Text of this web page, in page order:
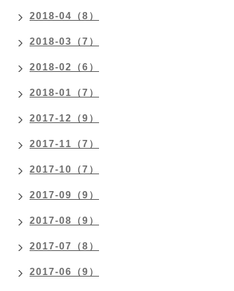
2018-04（8）
2018-03（7）
2018-02（6）
2018-01（7）
2017-12（9）
2017-11（7）
2017-10（7）
2017-09（9）
2017-08（9）
2017-07（8）
2017-06（9）